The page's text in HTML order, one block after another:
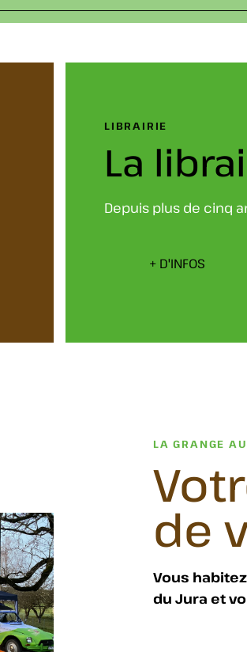
LIBRAIRIE
La
Depuis plus de cinq
+ D'INFOS
LA GRANGE
de
Vous
du Jura et